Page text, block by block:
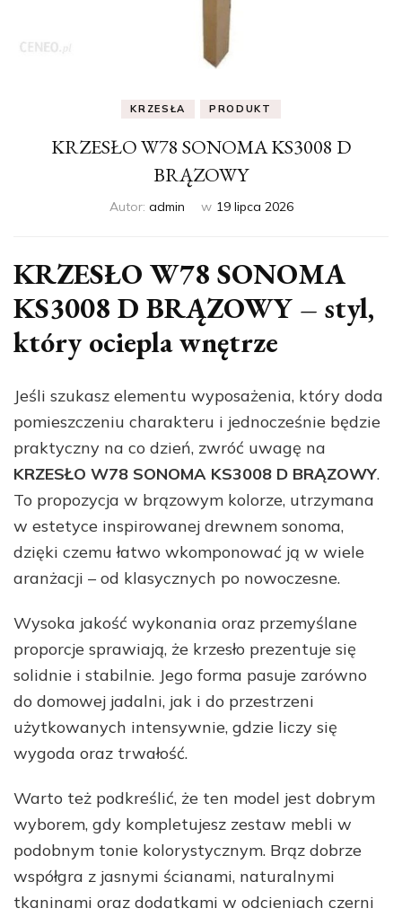
KRZESŁA PRODUKT
KRZESŁO W78 SONOMA KS3008 D
BRĄZOWY
Autor: admin w 19 lipca 2026
KRZESŁO W78 SONOMA
KS3008 D BRĄZOWY – styl,
który ociepla wnętrze
Jeśli szukasz elementu wyposażenia, który doda
pomieszczeniu charakteru i jednocześnie będzie
praktyczny na co dzień, zwróć uwagę na
KRZESŁO W78 SONOMA KS3008 D BRĄZOWY.
To propozycja w brązowym kolorze, utrzymana
w estetyce inspirowanej drewnem sonoma,
dzięki czemu łatwo wkomponować ją w wiele
aranżacji – od klasycznych po nowoczesne.
Wysoka jakość wykonania oraz przemyślane
proporcje sprawiają, że krzesło prezentuje się
solidnie i stabilnie. Jego forma pasuje zarówno
do domowej jadalni, jak i do przestrzeni
użytkowanych intensywnie, gdzie liczy się
wygoda oraz trwałość.
Warto też podkreślić, że ten model jest dobrym
wyborem, gdy kompletujesz zestaw mebli w
podobnym tonie kolorystycznym. Brąz dobrze
współgra z jasnymi ścianami, naturalnymi
tkaninami oraz dodatkami w odcieniach czerni